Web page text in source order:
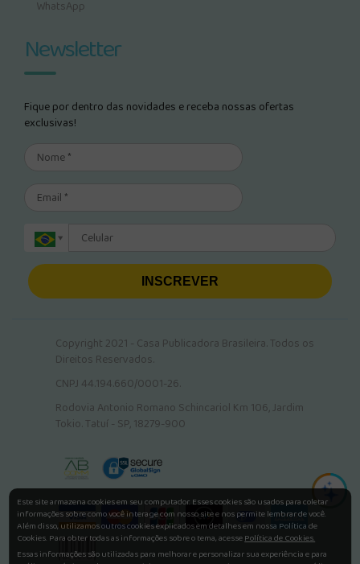
WhatsApp
Newsletter
Fique por dentro das novidades e receba nossas ofertas
exclusivas!
INSCREVER
Copyright 2021 - Casa Publicadora Brasileira. Todos os
Direitos Reservados.
CNPJ 44.194.660/0001-26.
Rodovia Antonio Romano Schincariol Km 106, Jardim
Tokio. Tatuí - SP, 18279-900
Este site armazena cookies em seu computador. Esses cookies são usados para coletar
informações sobre como você interage com nosso site e nos permite lembrar de você.
Além disso, utilizamos outros cookies explicados em detalhes em nossa Política de
Cookies. Para obter todas as informações sobre o tema, acessePolítica de Cookies.
Essas informações são utilizadas para melhorar e personalizar sua experiência e para